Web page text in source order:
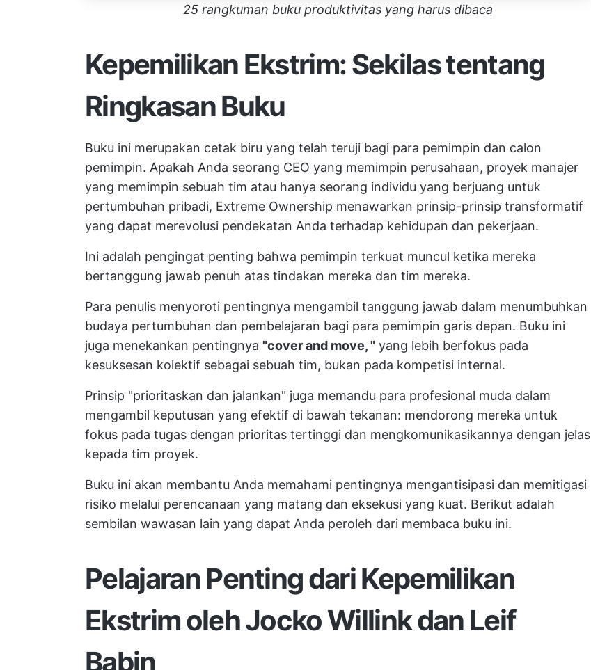
25 rangkuman buku produktivitas yang harus dibaca
Kepemilikan Ekstrim: Sekilas tentang
Ringkasan Buku
Buku ini merupakan cetak biru yang telah teruji bagi para pemimpin dan calon
pemimpin. Apakah Anda seorang CEO yang memimpin perusahaan, proyek manajer
yang memimpin sebuah tim atau hanya seorang individu yang berjuang untuk
pertumbuhan pribadi, Extreme Ownership menawarkan prinsip-prinsip transformatif
yang dapat merevolusi pendekatan Anda terhadap kehidupan dan pekerjaan.
Ini adalah pengingat penting bahwa pemimpin terkuat muncul ketika mereka
bertanggung jawab penuh atas tindakan mereka dan tim mereka.
Para penulis menyoroti pentingnya mengambil tanggung jawab dalam menumbuhkan
budaya pertumbuhan dan pembelajaran bagi para pemimpin garis depan. Buku ini
juga menekankan pentingnya "cover and move, " yang lebih berfokus pada
kesuksesan kolektif sebagai sebuah tim, bukan pada kompetisi internal.
Prinsip "prioritaskan dan jalankan" juga memandu para profesional muda dalam
mengambil keputusan yang efektif di bawah tekanan: mendorong mereka untuk
fokus pada tugas dengan prioritas tertinggi dan mengkomunikasikannya dengan jelas
kepada tim proyek.
Buku ini akan membantu Anda memahami pentingnya mengantisipasi dan memitigasi
risiko melalui perencanaan yang matang dan eksekusi yang kuat. Berikut adalah
sembilan wawasan lain yang dapat Anda peroleh dari membaca buku ini.
Pelajaran Penting dari Kepemilikan
Ekstrim oleh Jocko Willink dan Leif
Babin